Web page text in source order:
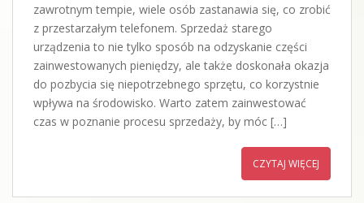
zawrotnym tempie, wiele osób zastanawia się, co zrobić
z przestarzałym telefonem. Sprzedaż starego
urządzenia to nie tylko sposób na odzyskanie części
zainwestowanych pieniędzy, ale także doskonała okazja
do pozbycia się niepotrzebnego sprzętu, co korzystnie
wpływa na środowisko. Warto zatem zainwestować
czas w poznanie procesu sprzedaży, by móc […]
CZYTAJ WIĘCEJ